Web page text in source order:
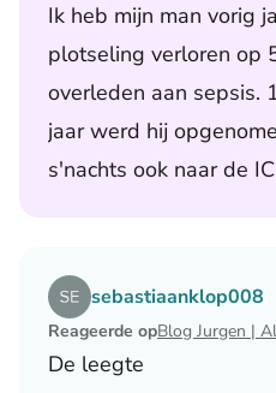
Ik heb mijn man vorig
plotseling verloren op
overleden aan sepsis.
jaar werd hij
s'nachts ook naar de IC
sebastiaanklop008
Reageerde op
De leegte
Lees het artikel Blog